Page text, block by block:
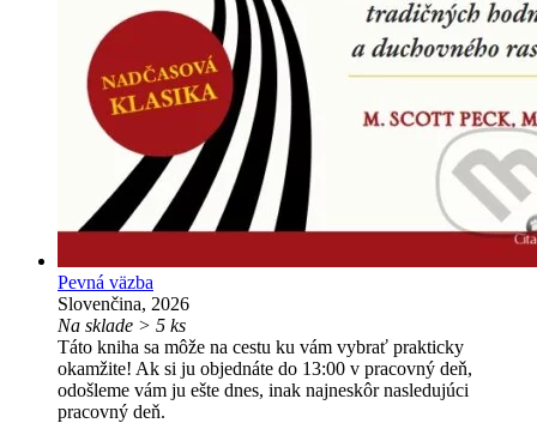
Pevná väzba
Slovenčina, 2026
Na sklade > 5 ks
Táto kniha sa môže na cestu ku vám vybrať prakticky
okamžite! Ak si ju objednáte do 13:00 v pracovný deň,
odošleme vám ju ešte dnes, inak najneskôr nasledujúci
pracovný deň.